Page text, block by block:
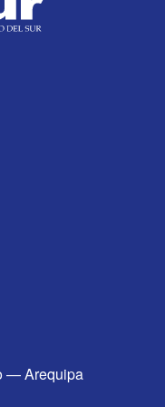
— Arequipa